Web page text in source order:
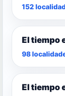
152
El tiempo
98
El tiempo